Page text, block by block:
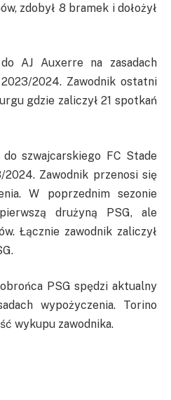
zdobył 8 bramek i dołożył
AJ Auxerre na zasadach
2024. Zawodnik ostatni
gdzie zaliczył 21 spotkań
do szwajcarskiego FC Stade
2024. Zawodnik przenosi się
W poprzednim sezonie
drużyną PSG, ale
Łącznie zawodnik zaliczył
PSG spędzi aktualny
wypożyczenia. Torino
wykupu zawodnika.